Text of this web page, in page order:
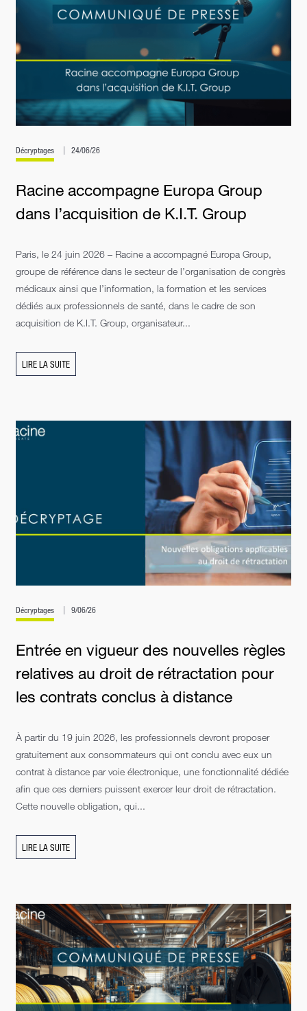
Décryptages 24/06/26
Racine accompagne Europa Group
dans l’acquisition de K.I.T. Group
Paris, le 24 juin 2026 – Racine a accompagné Europa Group,
groupe de référence dans le secteur de l’organisation de congrès
médicaux ainsi que l’information, la formation et les services
dédiés aux professionnels de santé, dans le cadre de son
acquisition de K.I.T. Group, organisateur...
LIRE LA SUITE
Décryptages 9/06/26
Entrée en vigueur des nouvelles règles
relatives au droit de rétractation pour
les contrats conclus à distance
À partir du 19 juin 2026, les professionnels devront proposer
gratuitement aux consommateurs qui ont conclu avec eux un
contrat à distance par voie électronique, une fonctionnalité dédiée
afin que ces derniers puissent exercer leur droit de rétractation.
Cette nouvelle obligation, qui...
LIRE LA SUITE